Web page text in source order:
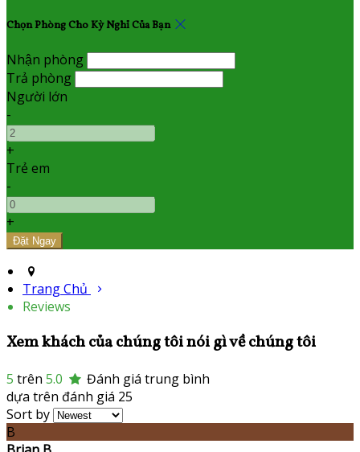
Chọn Phòng Cho Kỳ Nghỉ Của Bạn
Nhận phòng
Trả phòng
Người lớn
-
+
Trẻ em
-
+
Trang Chủ
Reviews
Xem khách của chúng tôi nói gì về chúng tôi
5 trên 5.0
Đánh giá trung bình
dựa trên đánh giá 25
Sort by
B